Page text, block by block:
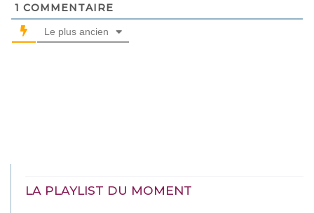
1 COMMENTAIRE
Le plus ancien
LA PLAYLIST DU MOMENT